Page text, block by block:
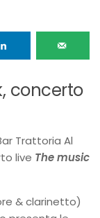
concerto
Trattoria Al
live The music
& clarinetto)